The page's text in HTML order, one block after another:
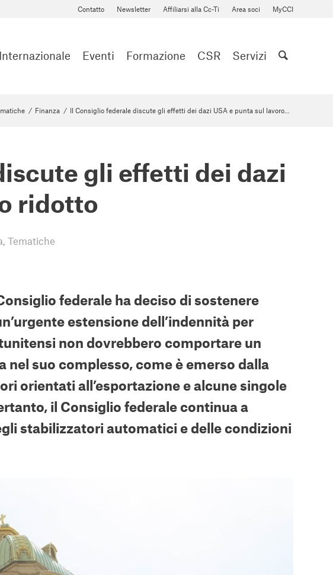
Contatto Newsletter Affiliarsi alla Cc-Ti Area soci MyCCI
Internazionale Eventi Formazione CSR Servizi
/ Finanza / Il Consiglio federale discute gli effetti dei dazi USA e punta sul lavoro...
gli effetti dei dazi
ridotto
, Tematiche
federale ha deciso di sostenere
estensione dell’indennità per
non dovrebbero comportare un
suo complesso, come è emerso dalla
orientati all’esportazione e alcune singole
il Consiglio federale continua a
stabilizzatori automatici e delle condizioni